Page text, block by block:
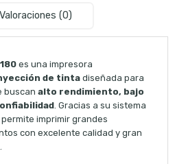
Valoraciones (0)
es una impresora
de tintadiseñada para
buscan alto rendimiento, bajo
. Gracias a su sistema
imprimir grandes
con excelente calidad y gran